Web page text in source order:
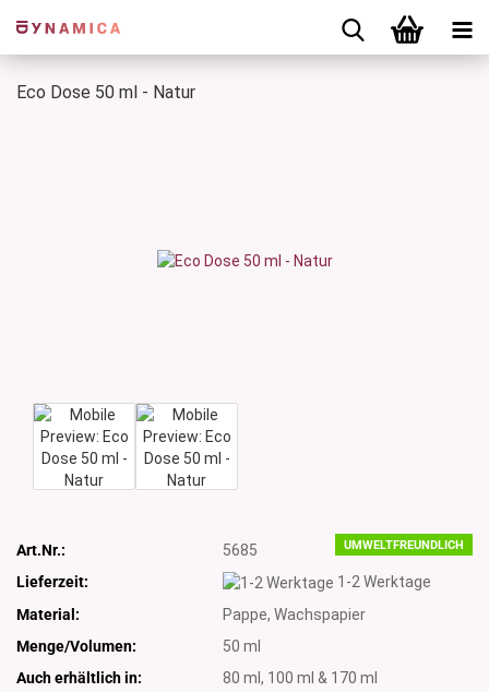
Eco Dose 50 ml - Natur
UMWELTFREUNDLICH
Art.Nr.:
5685
Lieferzeit:
1-2 Werktage
Material:
Pappe, Wachspapier
Menge/Volumen:
50 ml
Auch erhältlich in:
80 ml, 100 ml & 170 ml